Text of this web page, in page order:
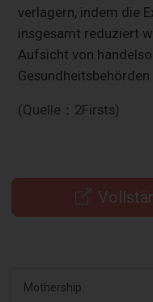
verlagern, indem die
insgesamt reduziert
Aufsicht von
Gesundheitsbehörden
(Quelle：2Firsts)
Mothership.